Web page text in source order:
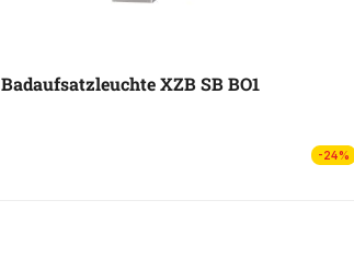
Badaufsatzleuchte XZB SB BO1
-24%